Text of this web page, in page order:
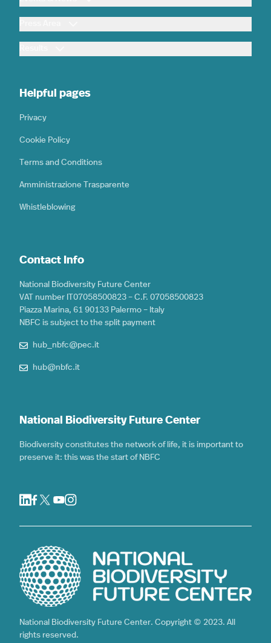
Helpful pages
Privacy
Cookie Policy
Terms and Conditions
Amministrazione Trasparente
Whistleblowing
Contact Info
National Biodiversity Future Center
VAT number IT07058500823 – C.F. 07058500823
Piazza Marina, 61 90133 Palermo – Italy
NBFC is subject to the split payment
hub_nbfc@pec.it
hub@nbfc.it
National Biodiversity Future Center
Biodiversity constitutes the network of life, it is important to
preserve it: this was the start of NBFC
National Biodiversity Future Center. Copyright © 2023. All
rights reserved.